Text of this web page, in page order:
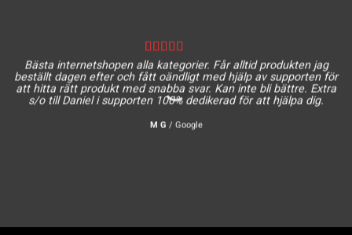
Bästa internetshopen alla kategorier. Får alltid produkten jag
beställt dagen efter och fått oändligt med hjälp av supporten för
att hitta rätt produkt med snabba svar. Kan inte bli bättre. Extra
s/o till Daniel i supporten 100% dedikerad för att hjälpa dig.
M G / Google